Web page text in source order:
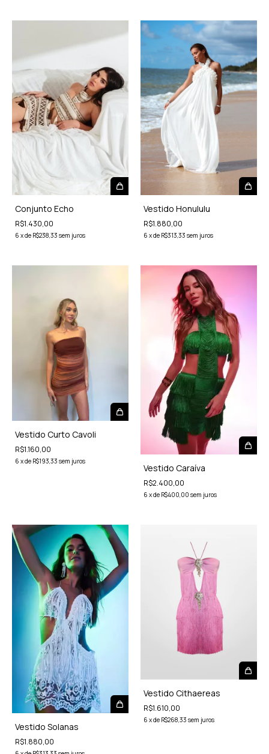
Conjunto Echo
R$1.430,00
6 xde R$238,33 sem juros
Vestido Honululu
R$1.880,00
6 xde R$313,33 sem juros
Vestido Curto Cavoli
R$1.160,00
6 xde R$193,33 sem juros
Vestido Caraíva
R$2.400,00
6 xde R$400,00 sem juros
Vestido Solanas
R$1.880,00
Vestido Cithaereas
R$1.610,00
6 xde R$268,33 sem juros